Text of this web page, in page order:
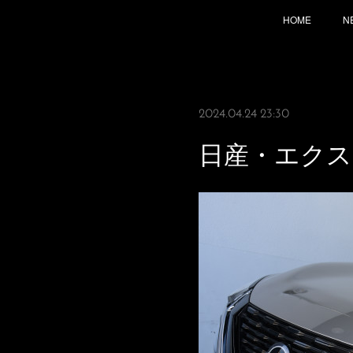
HOME
2024.04.24 23:30
日産・エク